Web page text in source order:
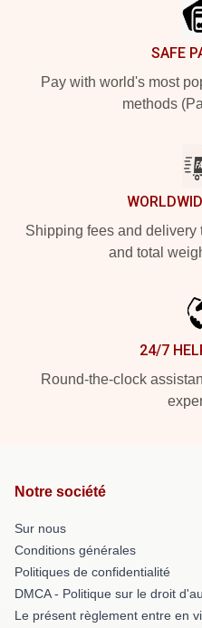
SAFE
Pay with world's most
methods
Shipping fees and delivery
and total
24/7
Round-the-clock
Notre société
Sur nous
Conditions générales
Politiques de confidentialité
DMCA - Politique sur le droit
Le présent règlement entre en